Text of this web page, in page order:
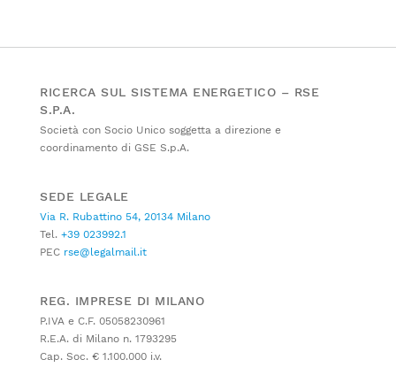
RICERCA SUL SISTEMA ENERGETICO – RSE
S.P.A.
Società con Socio Unico soggetta a direzione e
coordinamento di GSE S.p.A.
SEDE LEGALE
Via R. Rubattino 54, 20134 Milano
Tel. +39 023992.1
PEC rse@legalmail.it
REG. IMPRESE DI MILANO
P.IVA e C.F. 05058230961
R.E.A. di Milano n. 1793295
Cap. Soc. € 1.100.000 i.v.